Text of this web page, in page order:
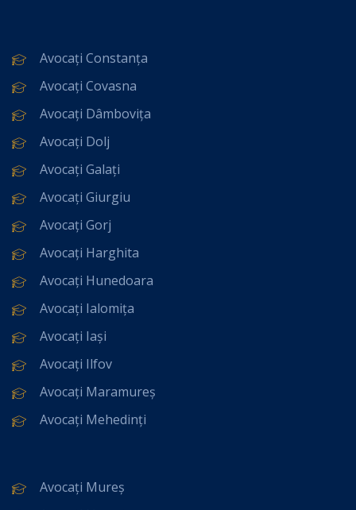
Avocați Constanța
Avocați Covasna
Avocați Dâmbovița
Avocați Dolj
Avocați Galați
Avocați Giurgiu
Avocați Gorj
Avocați Harghita
Avocați Hunedoara
Avocați Ialomița
Avocați Iași
Avocați Ilfov
Avocați Maramureș
Avocați Mehedinți
Avocați Mureș